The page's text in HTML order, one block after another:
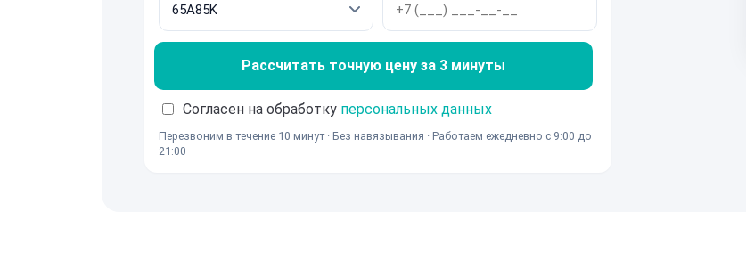
Рассчитать точную цену за 3 минуты
Согласен на обработку персональных данных
Перезвоним в течение 10 минут · Без навязывания · Работаем ежедневно с 9:00 до
21:00